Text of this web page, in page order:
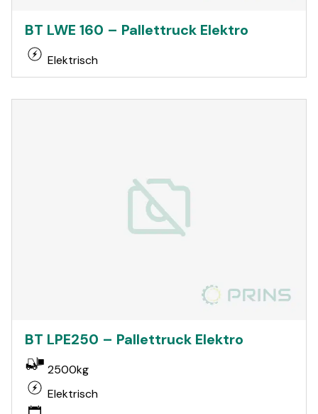
BT LWE 160 – Pallettruck Elektro
Elektrisch
BT LPE250 – Pallettruck Elektro
2500kg
Elektrisch